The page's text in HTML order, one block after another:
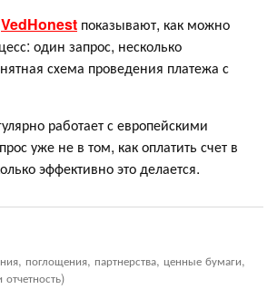
VedHonest показывают, как можно
один запрос, несколько
схема проведения платежа с
работает с европейскими
уже не в том, как оплатить счет в
эффективно это делается.
поглощения, партнерства, ценные бумаги,